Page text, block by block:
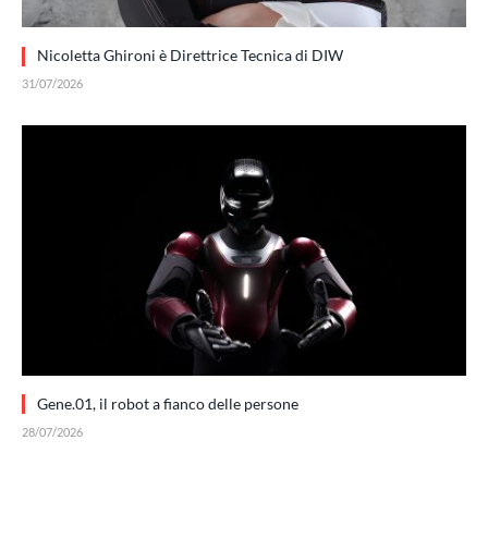
Nicoletta Ghironi è Direttrice Tecnica di DIW
31/07/2026
Gene.01, il robot a fianco delle persone
28/07/2026